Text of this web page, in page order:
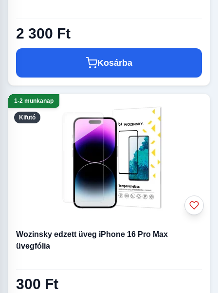
2 300 Ft
Kosárba
Kifutó
1-2 munkanap
Wozinsky edzett üveg iPhone 16 Pro Max
üvegfólia
300 Ft